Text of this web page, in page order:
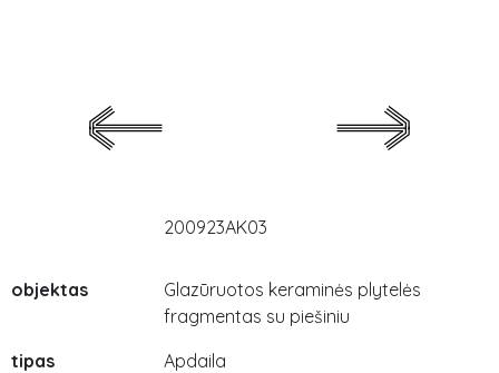
200923AK03
objektas
Glazūruotos keraminės plytelės
fragmentas su piešiniu
tipas
Apdaila